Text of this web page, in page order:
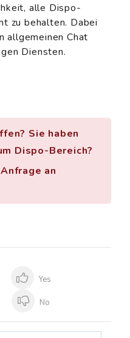
alle Dispo-
zu behalten. Dabei
allgemeinen Chat
Diensten.
Sie haben
Dispo-Bereich?
an
Yes
No